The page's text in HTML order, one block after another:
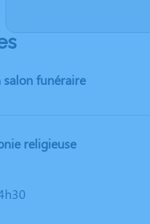
salon funéraire
religieuse